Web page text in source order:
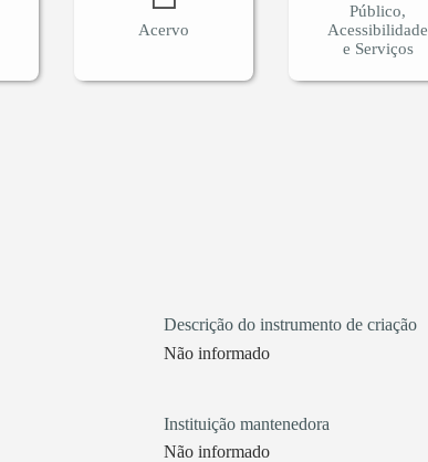
Descrição do instrumento de criação
Não informado
Instituição mantenedora
Não informado
Acervo
Público,
Acessibilidade
e Serviços